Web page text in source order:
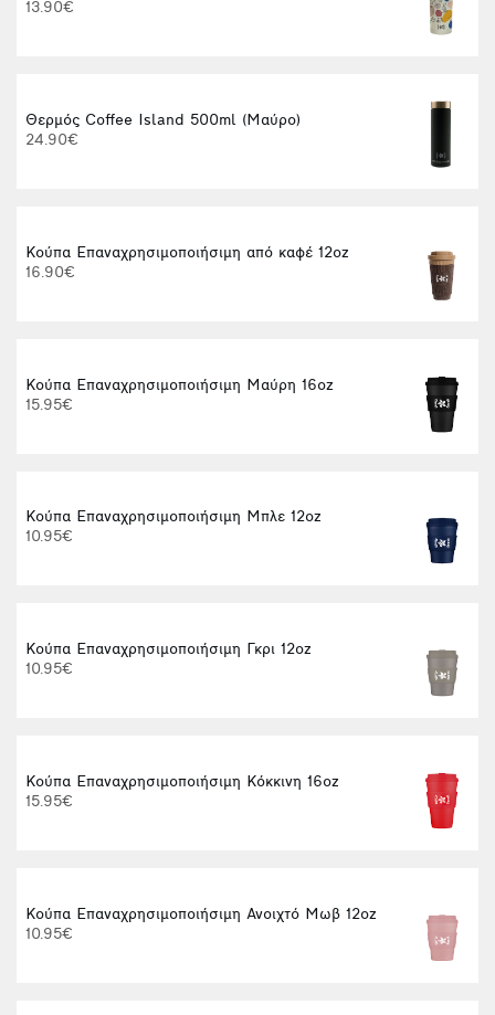
13.90€
Θερμός Coffee Island 500ml (Μαύρο)
24.90€
Κούπα Επαναχρησιμοποιήσιμη από καφέ 12oz
16.90€
Κούπα Επαναχρησιμοποιήσιμη Μαύρη 16oz
15.95€
Κούπα Επαναχρησιμοποιήσιμη Μπλε 12oz
10.95€
Κούπα Επαναχρησιμοποιήσιμη Γκρι 12oz
10.95€
Κούπα Επαναχρησιμοποιήσιμη Κόκκινη 16oz
15.95€
Κούπα Επαναχρησιμοποιήσιμη Ανοιχτό Μωβ 12oz
10.95€